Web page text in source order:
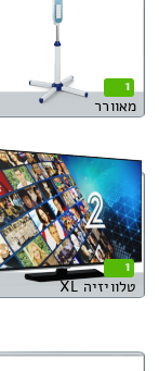
1
מאוורר
1
טלוויזיה XL